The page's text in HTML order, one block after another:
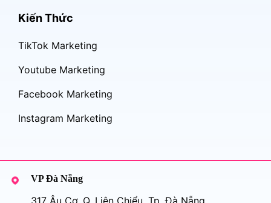
Kiến Thức
TikTok Marketing
Youtube Marketing
Facebook Marketing
Instagram Marketing
VP Đà Nẵng